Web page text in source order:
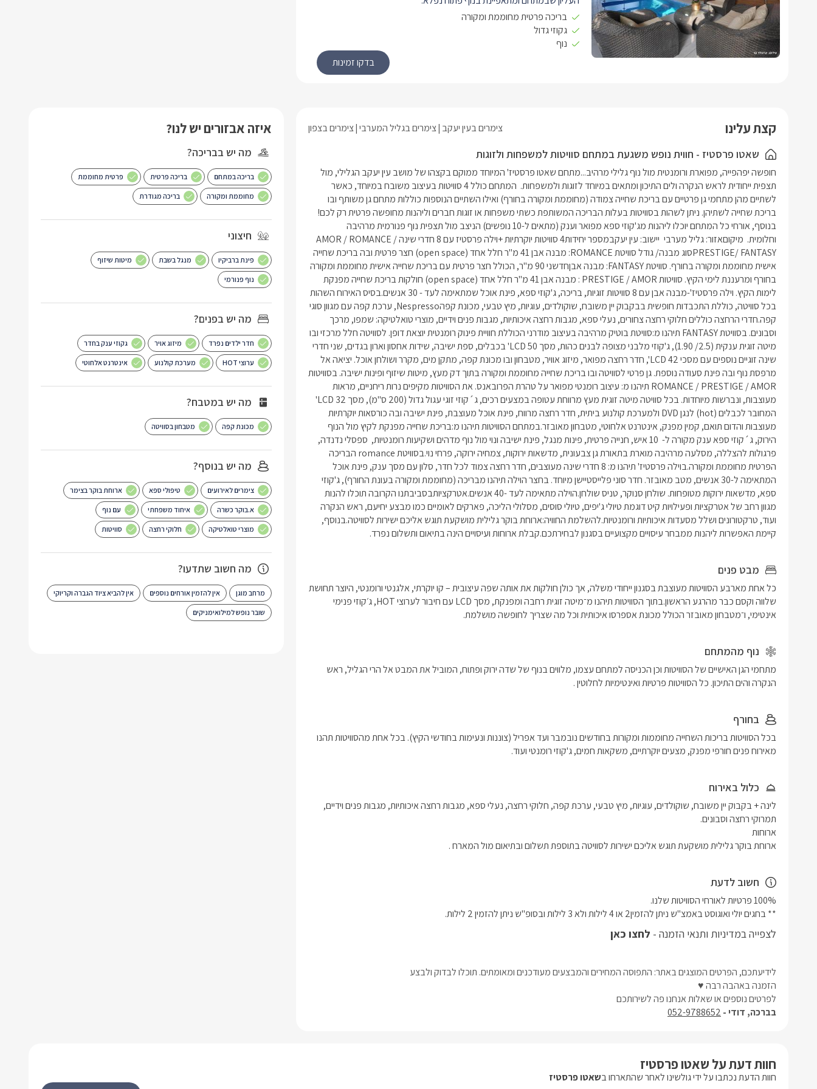
לכל היחידות ישנו ג'קוזי ספא מפואר וענק ל-10
אנשים, מוקף קירות זכוכית ופונה אל הנוף החלומי.
החלל הפנימי מתהדר בצבעים דומיננטיים ובריהוט
יוקרתי ביותר, הכולל בין היתר מיטת ענק יוקרתית,
אחד כולל מיטה זוגית מפוארת, מסך טלוויזיה ומיזוג
במתחם הגן הפרטי של הסוויטה, תוכלו להתפנק
בבריכה גדולה (מחוממת ומקורה בין נובמבר
לאפריל) ופינות פסטורליות המשקיפות אל הנוף.
בריכה פרטית מחוממת ומקורה
גקוזי גדול
נוף
קצת עלינו צימרים בעין יעקב צימרים בגליל המערבי צימרים בצפון
שאטו פרסטיז - חווית נופש משגעת במתחם סוויטות למשפחות ולזוגות
בריכת שחייה לשתיהן. ניתן לשהות בסוויטות בעלות הבריכה המשותפת כשתי משפחות או זוגות חברים וליהנות מחופשה פרטית רק לכם!
וחלומית.  מיקוםאזור: גליל מערבי	יישוב: עין יעקבמספר יחידות4 סוויטות יוקרתיות +וילה פרסטיז עם 8 חדרי שינהAMOR / ROMANCE /
קיימת האפשרות ליהנות ממבחר עיסויים מקצועיים בסגנון לבחירתכם.קבלת ארוחות ועיסויים הינה בתיאום ותשלום נפרד.
מבט פנים
אינטימי, ו־מטבחון מאובזר הכולל מכונת אספרסו איכותית וכל מה שצריך לחופשה מושלמת.
נוף מהמתחם
הנקרה והים התיכון. כל הסוויטות פרטיות ואינטימיות לחלוטין .
בחורף
מאירוח פנים חורפי מפנק, מצעים יוקרתיים, משקאות חמים, ג'קוזי רומנטי ועוד.
כלול באירוח
ארוחת בוקר גלילית מושקעת תוגש אליכם ישירות לסוויטה בתוספת תשלום ובתיאום מול המארח .
חשוב לדעת
** בחגים יולי ואוגוסט באמצ"ש ניתן להזמין2 או 4 לילות ולא 3 לילות ובסופ"ש ניתן להזמין 2 לילות.
לצפייה במדיניות ותנאי הזמנה - לחצו כאן
לידיעתכם, הפרטים המוצגים באתר: התפוסה המחירים והמבצעים מעודכנים ומאומתים. תוכלו לבדוק ולבצע
הזמנה באהבה רבה ♥
לפרטים נוספים או שאלות אנחנו פה לשירותכם
בברכה, דודי - 052-9788652
איזה אבזורים יש לנו?
מה יש בבריכה?
בריכה במתחם בריכה פרטית פרטית מחוממת
מחוממת ומקורה בריכה מגודרת
חיצוני
פינת ברביקיו מנגל בשבת מיטות שיזוף
נוף פנורמי
מה יש בפנים?
חדר ילדים נפרד מיזוג אויר גקוזי ענק בחדר
ערוצי HOT מערכת קולנוע אינטרנט אלחוטי
מה יש במטבח?
מכונת קפה מטבחון בסוויטה
מה יש בנוסף?
צימרים לאירועים טיפולי ספא ארוחת בוקר בצימר
א.בוקר כשרה איחוד משפחתי עם נוף
מוצרי טואלטיקה חלוקי רחצה סוויטות
מה חשוב שתדעו?
מרחב מוגן אין להזמין אורחים נוספים אין להביא ציוד הגברה וקריוקי
שובר נופש למילואימניקים
חוות דעת על שאטו פרסטיז
חוות הדעת נכתבו על ידי גולשינו לאחר שהתארחו בשאטו פרסטיז